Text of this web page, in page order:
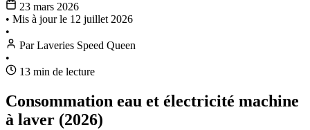
23 mars 2026
• Mis à jour le 12 juillet 2026
•
Par Laveries Speed Queen
•
13 min de lecture
Consommation eau et électricité machine
à laver (2026)